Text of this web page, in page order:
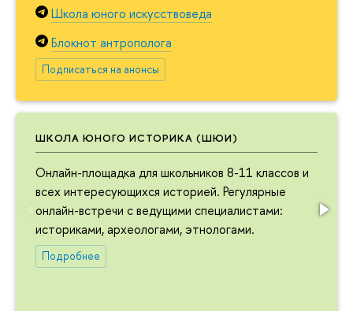
Школа юного искусствоведа
Блокнот антрополога
Подписаться на анонсы
ШКОЛА ЮНОГО ИСТОРИКА (ШЮИ)
Онлайн-площадка для школьников 8-11 классов и
всех интересующихся историей. Регулярные
онлайн-встречи с ведущими специалистами:
историками, археологами, этнологами.
Подробнее